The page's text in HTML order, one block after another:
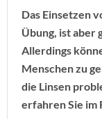
Das Einsetzen
Übung, ist aber
Allerdings
Menschen zu
die Linsen
erfahren Sie im